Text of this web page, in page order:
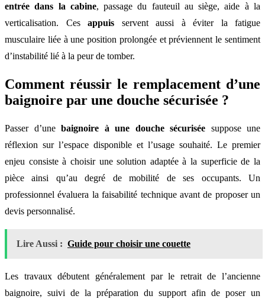
entrée dans la cabine, passage du fauteuil au siège, aide à la
verticalisation. Ces appuis servent aussi à éviter la fatigue
musculaire liée à une position prolongée et préviennent le sentiment
d’instabilité lié à la peur de tomber.
Comment réussir le remplacement d’une
baignoire par une douche sécurisée ?
Passer d’une baignoire à une douche sécurisée suppose une
réflexion sur l’espace disponible et l’usage souhaité. Le premier
enjeu consiste à choisir une solution adaptée à la superficie de la
pièce ainsi qu’au degré de mobilité de ses occupants. Un
professionnel évaluera la faisabilité technique avant de proposer un
devis personnalisé.
Lire Aussi : Guide pour choisir une couette
Les travaux débutent généralement par le retrait de l’ancienne
baignoire, suivi de la préparation du support afin de poser un